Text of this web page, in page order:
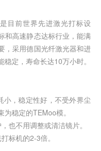
目前世界先进激光打标设
和高速静态达标行业，能满
，采用德国光纤激光器和进
定，寿命长达10万小时。
小，稳定性好，不受外界尘
稳定的TEMoo模。
也不用调整或清洁镜片。
标机的2-3倍。